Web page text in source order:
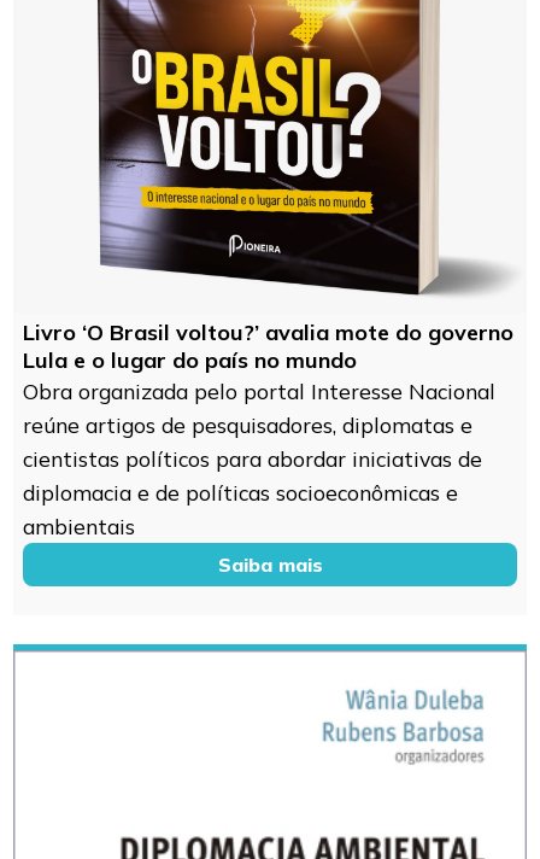
Livro ‘O Brasil voltou?’ avalia mote do governo
Lula e o lugar do país no mundo
Obra organizada pelo portal Interesse Nacional
reúne artigos de pesquisadores, diplomatas e
cientistas políticos para abordar iniciativas de
diplomacia e de políticas socioeconômicas e
ambientais
Saiba mais